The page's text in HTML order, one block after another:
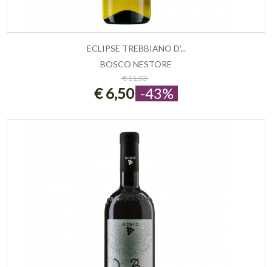
ESAURITO
ECLIPSE TREBBIANO D'...
BOSCO NESTORE
€ 11,33
€ 6,50 -43%